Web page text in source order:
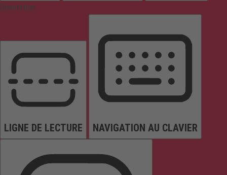
Orientation
LIGNE DE LECTURE NAVIGATION AU CLAVIER